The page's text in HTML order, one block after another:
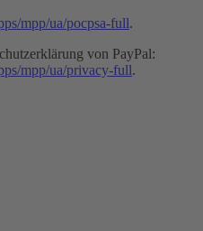
mpp/ua/pocpsa-full.
von PayPal:
mpp/ua/privacy-full.